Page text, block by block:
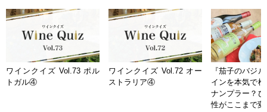
ワインクイズ Vol.73 ポル
トガル④
ワインクイズ Vol.72 オー
ストラリア④
『茄子のバジ
インを本気で
ナンプラー？
性がここまで